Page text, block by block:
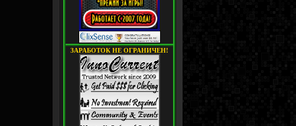
ЗАРАБОТОК НЕ ОГРАНИЧЕН!